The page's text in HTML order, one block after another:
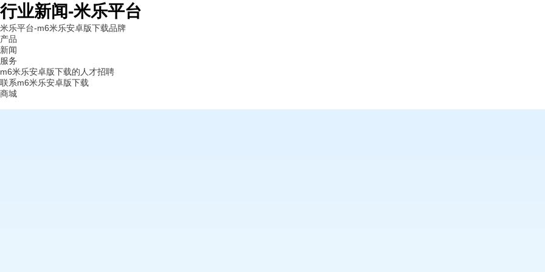
行业新闻-米乐平台
米乐平台-m6米乐安卓版下载品牌
产品
新闻
服务
m6米乐安卓版下载的人才招聘
联系m6米乐安卓版下载
商城